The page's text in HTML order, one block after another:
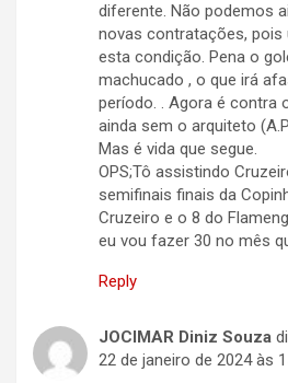
diferente. Não podemos
novas contratações,
esta condição. Pena o
machucado , o que irá
período. . Agora é contra
ainda sem o arquiteto
Mas é vida que segue.
OPS;Tô assistindo
semifinais finais da
Cruzeiro e o 8 do
eu vou fazer 30 no mês
Reply
JOCIMAR Diniz Souza
22 de janeiro de 2024 às